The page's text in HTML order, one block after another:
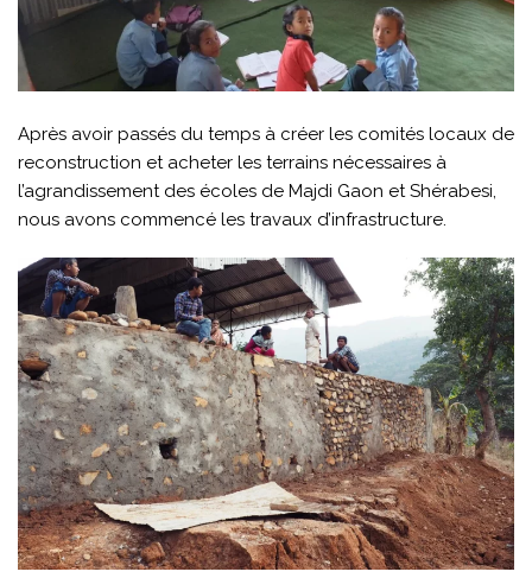
Après avoir passés du temps à créer les comités locaux de
reconstruction et acheter les terrains nécessaires à
l’agrandissement des écoles de Majdi Gaon et Shérabesi,
nous avons commencé les travaux d’infrastructure.